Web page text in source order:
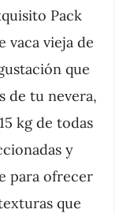
Pack
vaca vieja de
que
de tu nevera,
kg de todas
y
para ofrecer
que